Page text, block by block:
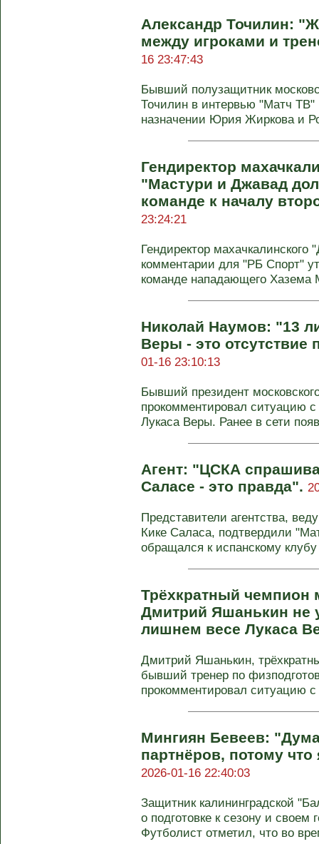
Александр Точилин:
между игроками и
16 23:47:43
Бывший полузащитник
Точилин в интервью "Матч
назначении Юрия Жиркова и
Гендиректор
"Мастури и Джавад
команде к началу
23:24:21
Гендиректор
комментарии для "РБ Спорт"
команде нападающего Хазема
Николай Наумов: "13
Веры - это
01-16 23:10:13
Бывший президент
прокомментировал ситуацию
Лукаса Веры. Ранее в сети
Агент: "ЦСКА
Саласе - это правда".
Представители агентства,
Кике Саласа, подтвердили
обращался к испанскому
Трёхкратный чемпион
Дмитрий Яшанькин не
лишнем весе Лукаса
Дмитрий Яшанькин,
бывший тренер по
прокомментировал ситуацию
Мингиян Бевеев:
партнёров, потому
2026-01-16 22:40:03
Защитник калининградской
о подготовке к сезону и своем
Футболист отметил, что во